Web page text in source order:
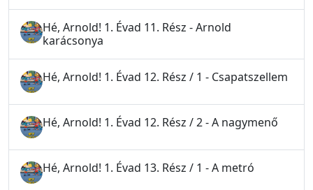
Hé, Arnold! 1. Évad 11. Rész - Arnold
karácsonya
Hé, Arnold! 1. Évad 12. Rész / 1 - Csapatszellem
Hé, Arnold! 1. Évad 12. Rész / 2 - A nagymenő
Hé, Arnold! 1. Évad 13. Rész / 1 - A metró